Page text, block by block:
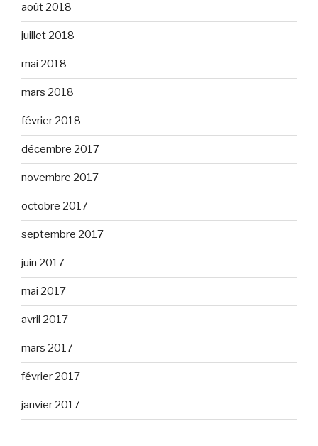
août 2018
juillet 2018
mai 2018
mars 2018
février 2018
décembre 2017
novembre 2017
octobre 2017
septembre 2017
juin 2017
mai 2017
avril 2017
mars 2017
février 2017
janvier 2017